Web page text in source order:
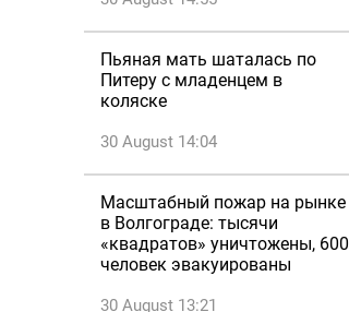
Пьяная мать шаталась по
Питеру с младенцем в
коляске
30 August 14:04
Масштабный пожар на рынке
в Волгограде: тысячи
«квадратов» уничтожены, 600
человек эвакуированы
30 August 13:21